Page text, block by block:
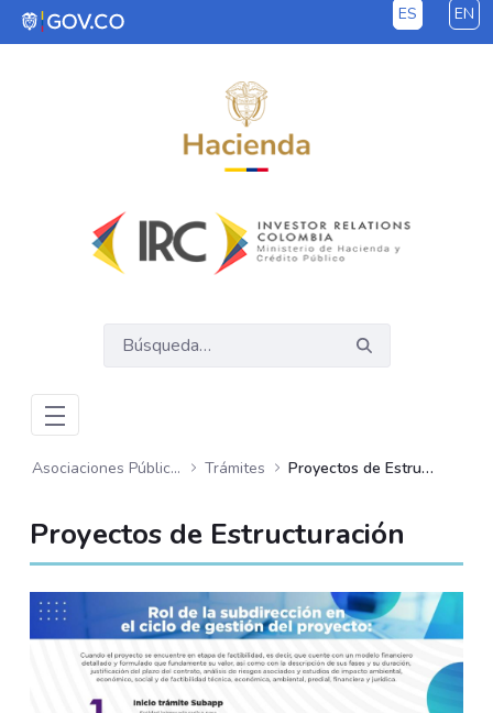
Saltar al contenido principal ES EN
Asociaciones Público Privadas – APP Trámites Proyectos de Estructuración
Proyectos de Estructuración